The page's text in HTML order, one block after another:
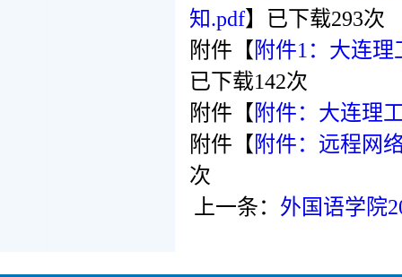
知.pdf】已下载293次
附件【 附件1：大连
已下载142次
附件【 附件：大连理
附件【 附件：远程网
次
上一条： 外国语学院